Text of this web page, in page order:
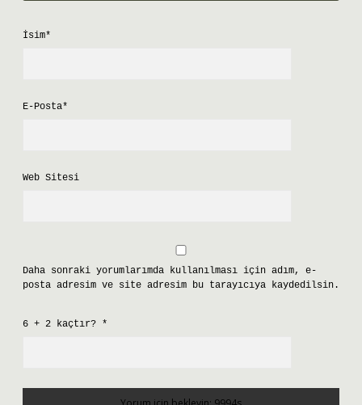
İsim*
E-Posta*
Web Sitesi
Daha sonraki yorumlarımda kullanılması için adım, e-
posta adresim ve site adresim bu tarayıcıya kaydedilsin.
6 + 2 kaçtır? *